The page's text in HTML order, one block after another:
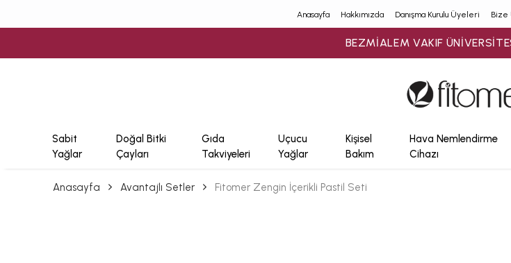
Anasayfa Hakkımızda Danışma Kurulu Üyeleri Bize
900₺ ÜZERİ ÜCRETSİZ
Sabit
Yağlar
Doğal Bitki
Çayları
Gıda
Takviyeleri
Uçucu
Yağlar
Kişisel
Bakım
Hava Nemlendirme
Cihazı
Anasayfa Avantajlı Setler Fitomer Zengin İçerikli Pastil Seti